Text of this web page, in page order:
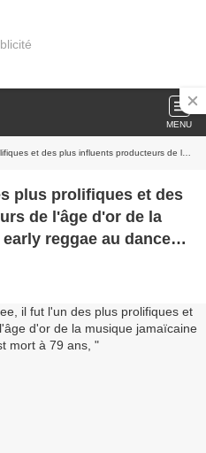
MENU
de l'âge d'or de la musique jamaïcaine du early reggae au dance hall il est mort à 79 ans,
plus prolifiques et des
de l'âge d'or de la
reggae au dance